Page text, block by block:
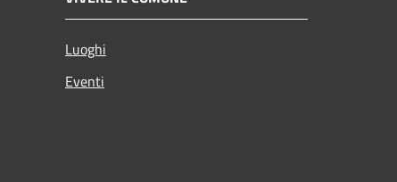
Luoghi
Eventi